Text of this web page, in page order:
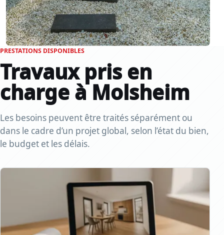
PRESTATIONS DISPONIBLES
Travaux pris en
charge à Molsheim
Les besoins peuvent être traités séparément ou
dans le cadre d’un projet global, selon l’état du bien,
le budget et les délais.